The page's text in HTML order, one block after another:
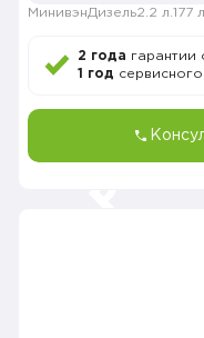
МинивэнДизель2.2 л. 177
2 года
1 год